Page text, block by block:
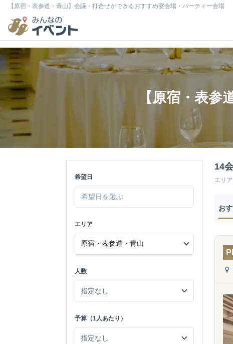
【原宿・表参道・青山】会議・打合せができるおすすめ宴会場・パーティー会場
【原宿・表
希望日
エリア
人数
予算（1人あたり）
14
エリ
お